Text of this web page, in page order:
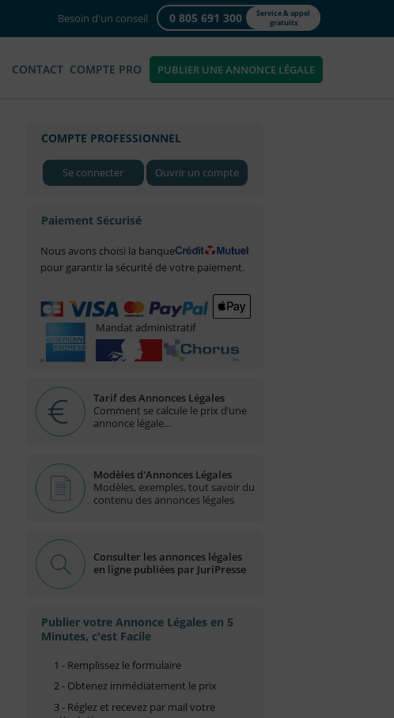
Besoin d'un conseil 0 805 691 300
Service & appel
gratuits
CONTACT COMPTE PRO PUBLIER UNE ANNONCE LÉGALE
COMPTE PROFESSIONNEL
Se connecter Ouvrir un compte
Paiement Sécurisé
Nous avons choisi la banque
pour garantir la sécurité de votre paiement.
Mandat administratif
Tarif des Annonces Légales
Comment se calcule le prix d’une
annonce légale...
Modèles d'Annonces Légales
Modèles, exemples, tout savoir du
contenu des annonces légales
Consulter les annonces légales
en ligne publiées par JuriPresse
Publier votre Annonce Légales en 5
Minutes, c'est Facile
1 - Remplissez le formulaire
2 - Obtenez immédiatement le prix
3 - Réglez et recevez par mail votre